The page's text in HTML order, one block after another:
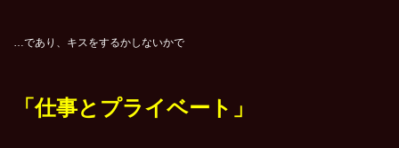
…であり、キスをするかしないかで
「仕事とプライベート」